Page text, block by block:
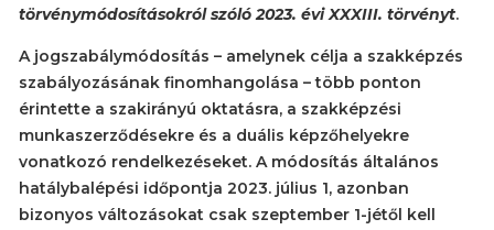
törvénymódosításokról szóló 2023. évi XXXIII. törvényt.
A jogszabálymódosítás – amelynek célja a szakképzés
szabályozásának finomhangolása – több ponton
érintette a szakirányú oktatásra, a szakképzési
munkaszerződésekre és a duális képzőhelyekre
vonatkozó rendelkezéseket. A módosítás általános
hatálybalépési időpontja 2023. július 1, azonban
bizonyos változásokat csak szeptember 1-jétől kell